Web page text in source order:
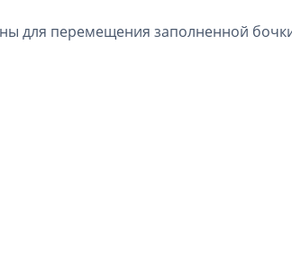
для перемещения заполненной